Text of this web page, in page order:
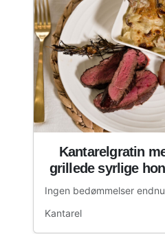
Kantarelgratin
grillede syrlige
Ingen bedømmelser endnu
Kantarel